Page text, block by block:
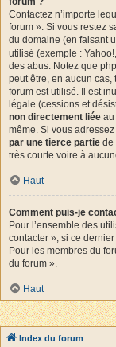
Contactez n’importe
forum ». Si vous restez
du domaine (en faisant
utilisé (exemple :
des abus. Notez que
peut être, en aucun
forum est utilisé. Il est
légale (cessions et
non directement liée au
même. Si vous
par une tierce partie de
très courte voire à
Haut
Comment puis-je
Pour l’ensemble des
contacter », si ce
Pour les membres du
du forum ».
Haut
Index du forum